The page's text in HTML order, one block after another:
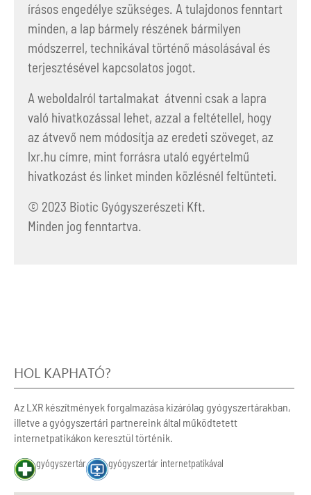
írásos engedélye szükséges. A tulajdonos fenntart
minden, a lap bármely részének bármilyen
módszerrel, technikával történő másolásával és
terjesztésével kapcsolatos jogot.
A weboldalról tartalmakat átvenni csak a lapra
való hivatkozással lehet, azzal a feltétellel, hogy
az átvevő nem módosítja az eredeti szöveget, az
lxr.hu címre, mint forrásra utaló egyértelmű
hivatkozást és linket minden közlésnél feltünteti.
© 2023 Biotic Gyógyszerészeti Kft.
Minden jog fenntartva.
HOL KAPHATÓ?
Az LXR készítmények forgalmazása kizárólag gyógyszertárakban,
illetve a gyógyszertári partnereink által működtetett
internetpatikákon keresztül történik.
gyógyszertár gyógyszertár internetpatikával